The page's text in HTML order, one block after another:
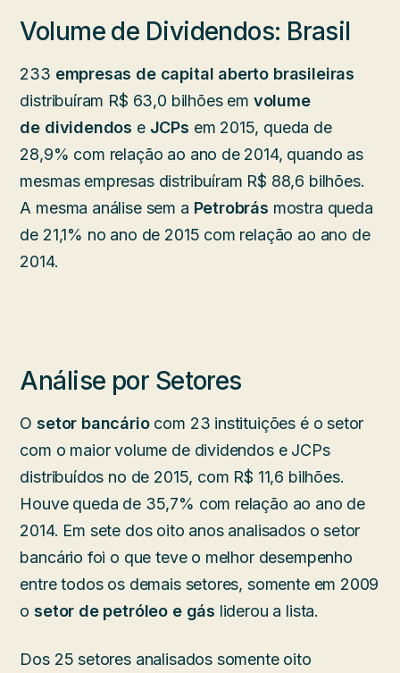
Volume de Dividendos: Brasil
233 empresas de capital aberto brasileiras
distribuíram R$ 63,0 bilhões em volume
de dividendos e JCPs em 2015, queda de
28,9% com relação ao ano de 2014, quando as
mesmas empresas distribuíram R$ 88,6 bilhões.
A mesma análise sem a Petrobrás mostra queda
de 21,1% no ano de 2015 com relação ao ano de
2014.
Análise por Setores
Osetor bancáriocom 23 instituições é o setor
com o maior volume de dividendos e JCPs
distribuídos no de 2015, com R$ 11,6 bilhões.
Houve queda de 35,7% com relação ao ano de
2014. Em sete dos oito anos analisados o setor
bancário foi o que teve o melhor desempenho
entre todos os demais setores, somente em 2009
osetor de petróleo e gás liderou a lista.
Dos 25 setores analisados somente oito